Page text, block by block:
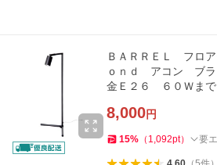
ＢＡＲＲＥＬ フロ
ｏｎｄ アコン ブ
金Ｅ２６ ６０Ｗまで
8,000円
15% （ 1,092pt） 要